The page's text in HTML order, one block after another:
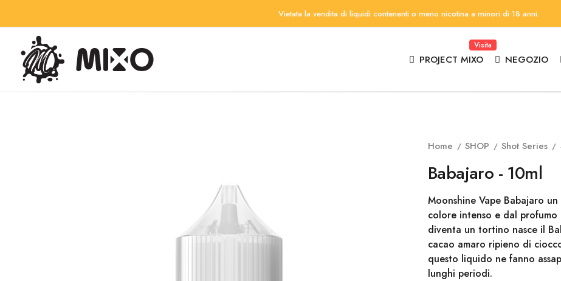
Vietata la vendita di liquidi contenenti o meno nicotina a minori di 18 anni.
PROJECT MIXO
Visita
NEGOZIO
Home SHOP Shot Series
Babajaro - 10ml
Moonshine Vape Babajaro
colore intenso e dal
diventa un tortino nasce il
cacao amaro ripieno di
questo liquido ne fanno
lunghi periodi.